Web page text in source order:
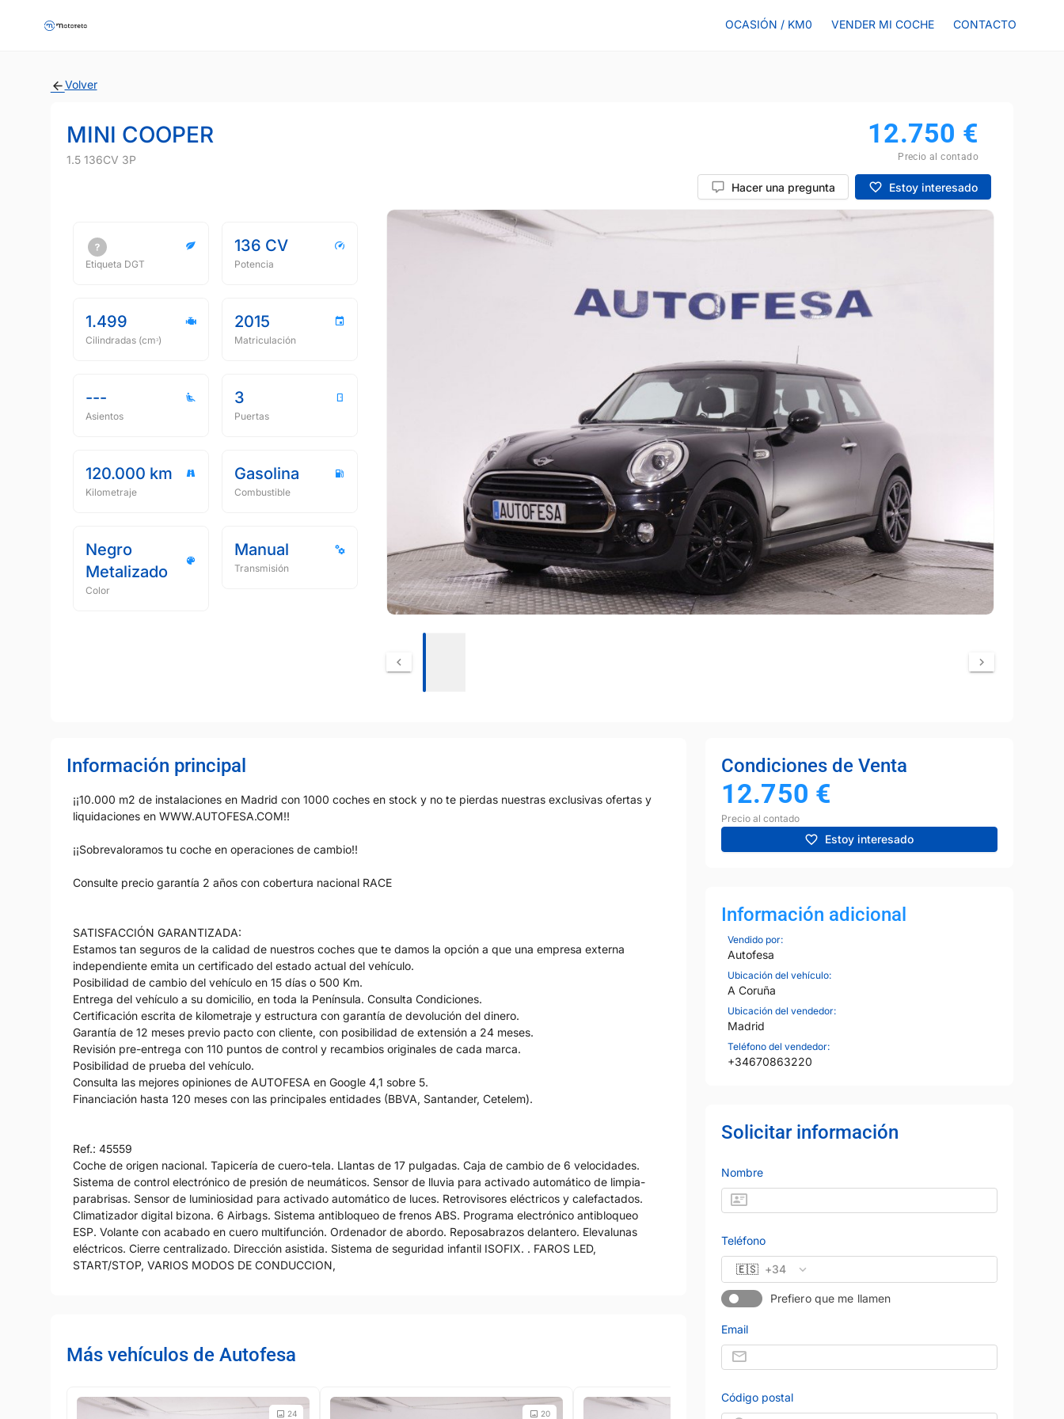
OCASIÓN / KM0 VENDER MI COCHE CONTACTO
Volver
MINI COOPER
1.5 136CV 3P
12.750 €
Precio al contado
Hacer una pregunta Estoy interesado
Etiqueta DGT
136 CV
Potencia
1.499
Cilindradas (cmᵌ)
2015
Matriculación
---
Asientos
3
Puertas
120.000 km
Kilometraje
Gasolina
Combustible
Negro
Metalizado
Color
Manual
Transmisión
Información principal
¡¡10.000 m2 de instalaciones en Madrid con 1000 coches en stock y no te pierdas nuestras exclusivas ofertas y
liquidaciones en WWW.AUTOFESA.COM!!
¡¡Sobrevaloramos tu coche en operaciones de cambio!!
Consulte precio garantía 2 años con cobertura nacional RACE
SATISFACCIÓN GARANTIZADA:
Estamos tan seguros de la calidad de nuestros coches que te damos la opción a que una empresa externa
independiente emita un certificado del estado actual del vehículo.
Posibilidad de cambio del vehículo en 15 días o 500 Km.
Entrega del vehículo a su domicilio, en toda la Península. Consulta Condiciones.
Certificación escrita de kilometraje y estructura con garantía de devolución del dinero.
Garantía de 12 meses previo pacto con cliente, con posibilidad de extensión a 24 meses.
Revisión pre-entrega con 110 puntos de control y recambios originales de cada marca.
Posibilidad de prueba del vehículo.
Consulta las mejores opiniones de AUTOFESA en Google 4,1 sobre 5.
Financiación hasta 120 meses con las principales entidades (BBVA, Santander, Cetelem).
Ref.: 45559
Coche de origen nacional. Tapicería de cuero-tela. Llantas de 17 pulgadas. Caja de cambio de 6 velocidades.
Sistema de control electrónico de presión de neumáticos. Sensor de lluvia para activado automático de limpia-
parabrisas. Sensor de luminiosidad para activado automático de luces. Retrovisores eléctricos y calefactados.
Climatizador digital bizona. 6 Airbags. Sistema antibloqueo de frenos ABS. Programa electrónico antibloqueo
ESP. Volante con acabado en cuero multifunción. Ordenador de abordo. Reposabrazos delantero. Elevalunas
eléctricos. Cierre centralizado. Dirección asistida. Sistema de seguridad infantil ISOFIX. . FAROS LED,
START/STOP, VARIOS MODOS DE CONDUCCION,
Más vehículos de Autofesa
24 20 19
Condiciones de Venta
12.750 €
Precio al contado
Estoy interesado
Información adicional
Vendido por:
Autofesa
Ubicación del vehículo:
A Coruña
Ubicación del vendedor:
Madrid
Teléfono del vendedor:
+34670863220
Solicitar información
Nombre
Teléfono
🇪🇸 +34
Prefiero que me llamen
Email
Código postal